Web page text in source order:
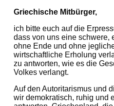
Griechische Mitbürger,
ich bitte euch auf die
dass von uns eine schwere,
ohne Ende und ohne
wirtschaftliche Erholung
zu antworten, wie es die
Volkes verlangt.
Auf den Autoritarismus und
wir demokratisch, ruhig und